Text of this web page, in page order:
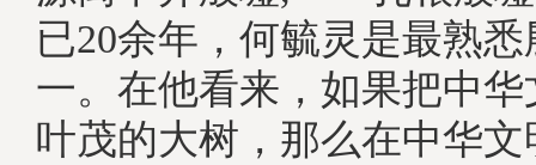
已20余年，何毓灵是最熟
一。在他看来，如果把中
叶茂的大树，那么在中华